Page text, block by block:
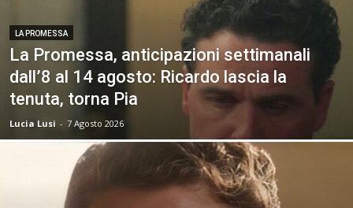
LA PROMESSA
La Promessa, anticipazioni settimanali
dall’8 al 14 agosto: Ricardo lascia la
tenuta, torna Pia
Lucia Lusi - 7 Agosto 2026